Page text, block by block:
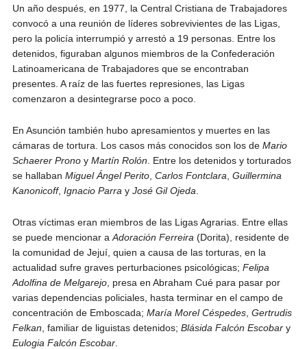
Un año después, en 1977, la Central Cristiana de Trabajadores
convocó a una reunión de líderes sobrevivientes de las Ligas,
pero la policía interrumpió y arrestó a 19 personas. Entre los
detenidos, figuraban algunos miembros de la Confederación
Latinoamericana de Trabajadores que se encontraban
presentes. A raíz de las fuertes represiones, las Ligas
comenzaron a desintegrarse poco a poco.
En Asunción también hubo apresamientos y muertes en las
cámaras de tortura. Los casos más conocidos son los de Mario
Schaerer Pronoy Martín Rolón . Entre los detenidos y torturados
se hallaban Miguel Ángel Perito, Carlos Fontclara Guillermina
Kanonicoff, Ignacio Parra y José Gil Ojeda
Otras víctimas eran miembros de las Ligas Agrarias. Entre ellas
se puede mencionar a Adoración Ferreira (Dorita), residente de
la comunidad de Jejuí, quien a causa de las torturas, en la
actualidad sufre graves perturbaciones psicológicas; Felipa
Adolfina de Melgarejo, presa en Abraham Cué para pasar por
varias dependencias policiales, hasta terminar en el campo de
concentración de Emboscada; María Morel Céspedes, Gertrudis
Felkan , familiar de liguistas detenidos; Blásida Falcón Escobary
Eulogia Falcón Escobar.